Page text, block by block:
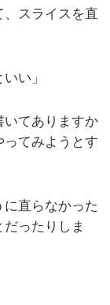
スライスを直
い」
いてありますか
ってみようとす
直らなかった
ったりしま